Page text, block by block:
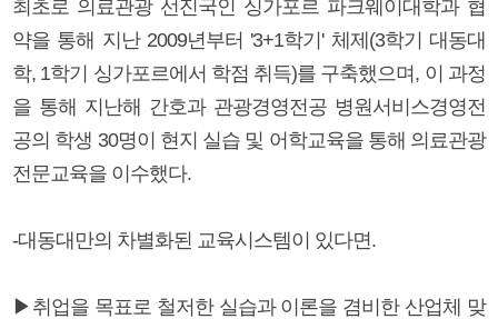
최초로 의료관광 선진국인 싱가포르 파크웨이대학과 협
약을 통해 지난 2009년부터 '3+1학기' 체제(3학기 대동대
학, 1학기 싱가포르에서 학점 취득)를 구축했으며, 이 과정
을 통해 지난해 간호과 관광경영전공 병원서비스경영전
공의 학생 30명이 현지 실습 및 어학교육을 통해 의료관광
전문교육을 이수했다.
-대동대만의 차별화된 교육시스템이 있다면.
▶취업을 목표로 철저한 실습과 이론을 겸비한 산업체 맞